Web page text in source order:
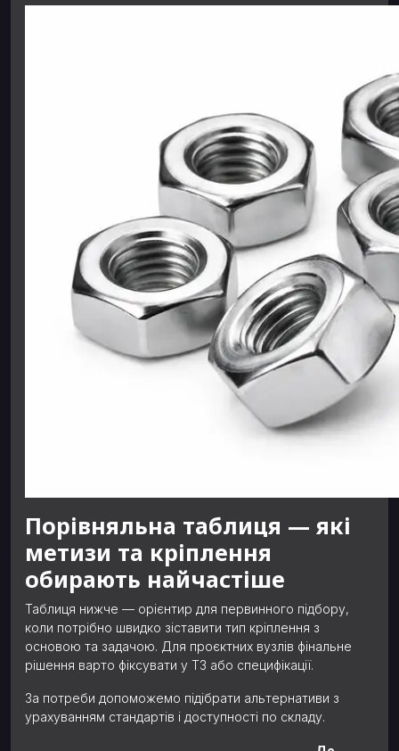
Порівняльна таблиця — які
метизи та кріплення
обирають найчастіше
Таблиця нижче — орієнтир для первинного підбору,
коли потрібно швидко зіставити тип кріплення з
основою та задачою. Для проєктних вузлів фінальне
рішення варто фіксувати у ТЗ або специфікації.
За потреби допоможемо підібрати альтернативи з
урахуванням стандартів і доступності по складу.